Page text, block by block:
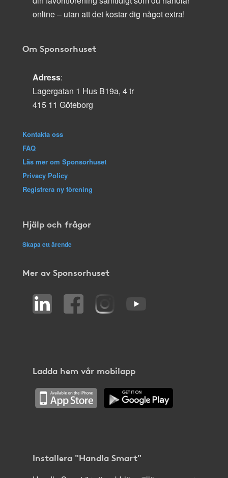
online – utan att det kostar dig något extra!
Om Sponsorhuset
Adress:
Lagergatan 1 Hus B19a, 4 tr
415 11 Göteborg
Kontakta oss
FAQ
Läs mer om Sponsorhuset
Privacy Policy
Registrera ny förening
Hjälp och frågor
Skapa ett ärende
Mer av Sponsorhuset
Ladda hem vår mobilapp
Installera "Handla Smart"